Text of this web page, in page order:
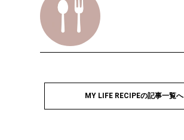
MY LIFE RECIPEの記事一覧へ